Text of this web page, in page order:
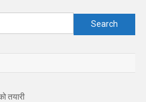
Search
तयारी